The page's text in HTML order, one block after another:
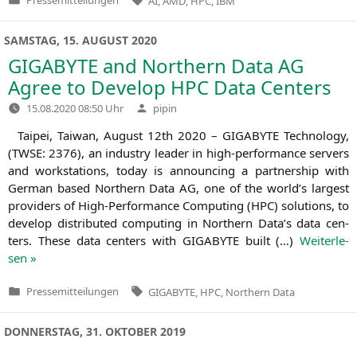
Veröffentlicht
SAMSTAG, 15. AUGUST 2020
GIGABYTE and Northern Data AG
Agree to Develop HPC Data Centers
15.08.2020 08:50 Uhr Verfasst
von
pipin
Tai­pei, Tai­wan, August 12th 2020 – GIGABYTE Tech­no­lo­gy,
(TWSE: 2376), an indus­try lea­der in high-per­­for­­mance ser­vers
and work­sta­tions, today is announ­cing a part­ner­ship with
Ger­man based Nor­t­hern DataAG, one of the world’s lar­gest
pro­vi­ders of High-Per­­for­­mance Com­pu­ting (HPC) solu­ti­ons, to
deve­lop dis­tri­bu­ted com­pu­ting in Nor­t­hern Data’s data cen­
ters. The­se data cen­ters with GIGABYTEbuilt (…) Wei­ter­le­
sen »
Veröffentlicht
Pressemitteilungen Tags:
GIGABYTE HPC Northern Data
DONNERSTAG, 31. OKTOBER 2019